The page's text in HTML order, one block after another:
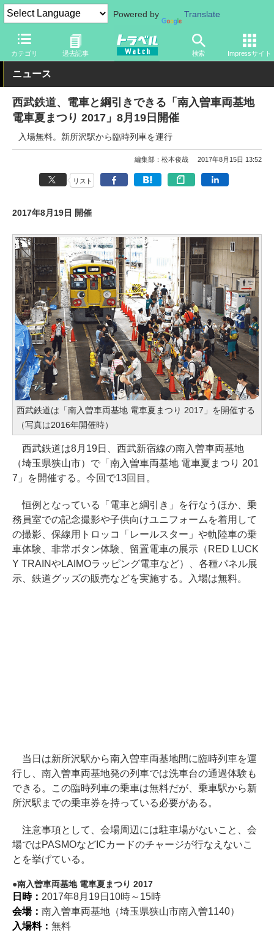
Powered by Translate
カテゴリ 過去記事 検索 Impressサイト
トラベル Watch 地域 国内旅行 関東
ニュース
西武鉄道、電車と綱引きできる「南入曽車両基地
電車夏まつり 2017」8月19日開催
入場無料。新所沢駅から臨時列車を運行
編集部：松本俊哉 2017年8月15日 13:52
リスト
2017年8月19日 開催
西武鉄道は「南入曽車両基地 電車夏まつり 2017」を開催する
（写真は2016年開催時）
西武鉄道は8月19日、西武新宿線の南入曽車両基地
（埼玉県狭山市）で「南入曽車両基地 電車夏まつり 201
7」を開催する。今回で13回目。
恒例となっている「電車と綱引き」を行なうほか、乗
務員室での記念撮影や子供向けユニフォームを着用して
の撮影、保線用トロッコ「レールスター」や軌陸車の乗
車体験、非常ボタン体験、留置電車の展示（RED LUCK
Y TRAINやLAIMOラッピング電車など）、各種パネル展
示、鉄道グッズの販売などを実施する。入場は無料。
当日は新所沢駅から南入曽車両基地間に臨時列車を運
行し、南入曽車両基地発の列車では洗車台の通過体験も
できる。この臨時列車の乗車は無料だが、乗車駅から新
所沢駅までの乗車券を持っている必要がある。
注意事項として、会場周辺には駐車場がないこと、会
場ではPASMOなどICカードのチャージが行なえないこ
とを挙げている。
南入曽車両基地 電車夏まつり 2017
日時： 2017年8月19日10時～15時
会場： 南入曽車両基地（埼玉県狭山市南入曽1140）
入場料： 無料